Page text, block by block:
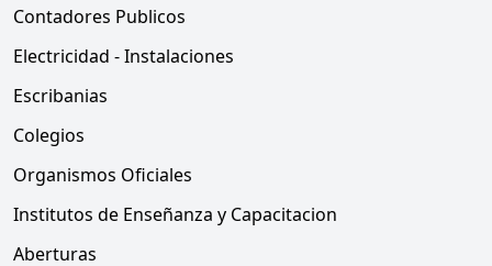
Contadores Publicos
Electricidad - Instalaciones
Escribanias
Colegios
Organismos Oficiales
Institutos de Enseñanza y Capacitacion
Aberturas